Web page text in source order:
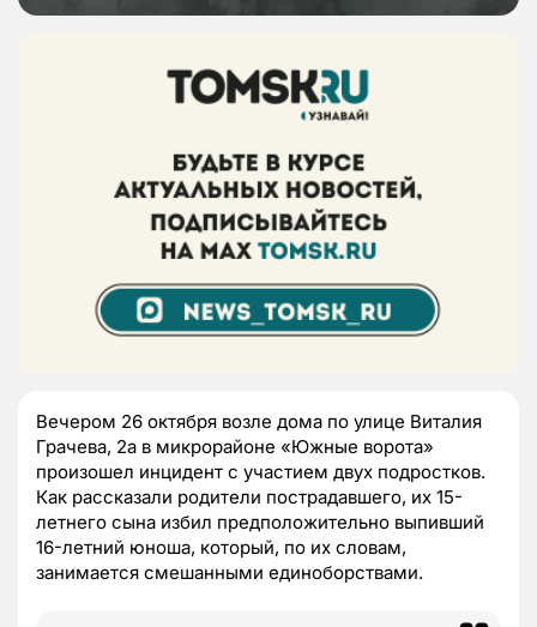
Вечером 26 октября возле дома по улице Виталия
Грачева, 2а в микрорайоне «Южные ворота»
произошел инцидент с участием двух подростков.
Как рассказали родители пострадавшего, их 15-
летнего сына избил предположительно выпивший
16-летний юноша, который, по их словам,
занимается смешанными единоборствами.